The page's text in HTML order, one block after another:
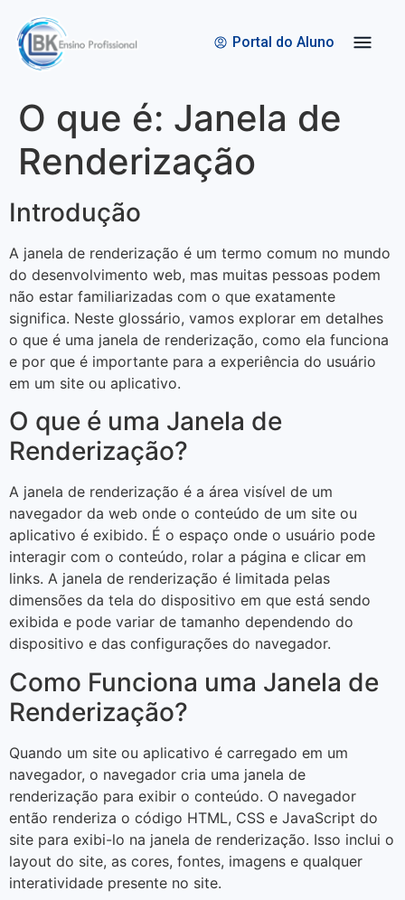
Portal do Aluno
O que é: Janela de
Renderização
Introdução
A janela de renderização é um termo comum no mundo
do desenvolvimento web, mas muitas pessoas podem
não estar familiarizadas com o que exatamente
significa. Neste glossário, vamos explorar em detalhes
o que é uma janela de renderização, como ela funciona
e por que é importante para a experiência do usuário
em um site ou aplicativo.
O que é uma Janela de
Renderização?
A janela de renderização é a área visível de um
navegador da web onde o conteúdo de um site ou
aplicativo é exibido. É o espaço onde o usuário pode
interagir com o conteúdo, rolar a página e clicar em
links. A janela de renderização é limitada pelas
dimensões da tela do dispositivo em que está sendo
exibida e pode variar de tamanho dependendo do
dispositivo e das configurações do navegador.
Como Funciona uma Janela de
Renderização?
Quando um site ou aplicativo é carregado em um
navegador, o navegador cria uma janela de
renderização para exibir o conteúdo. O navegador
então renderiza o código HTML, CSS e JavaScript do
site para exibi-lo na janela de renderização. Isso inclui o
layout do site, as cores, fontes, imagens e qualquer
interatividade presente no site.